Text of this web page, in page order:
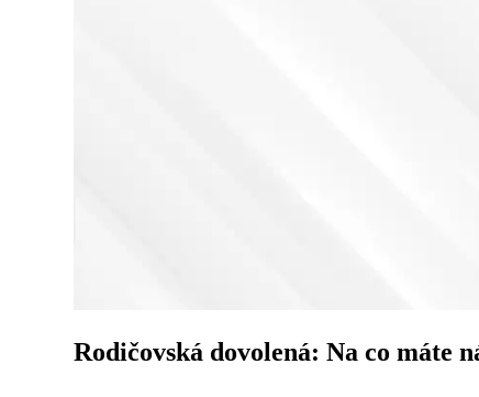
Rodičovská dovolená: Na co máte